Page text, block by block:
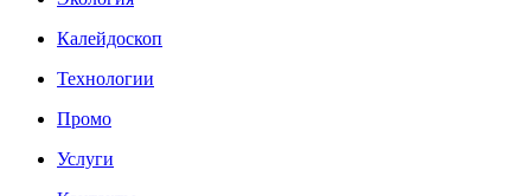
Калейдоскоп
Технологии
Промо
Услуги